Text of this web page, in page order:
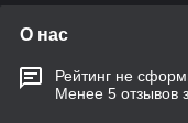
О нас
Рейтинг не
Менее 5 отзывов